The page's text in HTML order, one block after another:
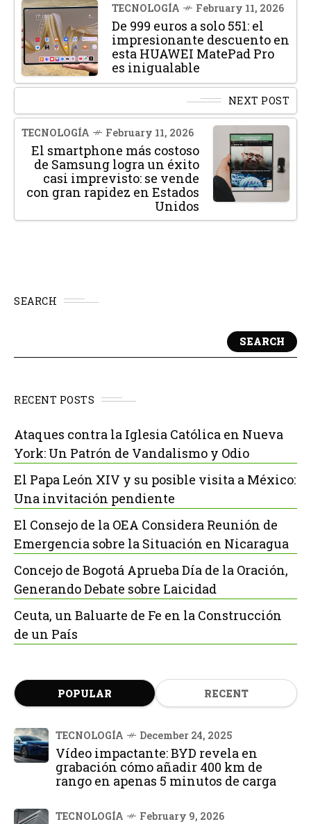
TECNOLOGÍA February 11, 2026
De 999 euros a solo 551: el
impresionante descuento en
esta HUAWEI MatePad Pro
es inigualable
NEXT POST
TECNOLOGÍA February 11, 2026
El smartphone más costoso
de Samsung logra un éxito
casi imprevisto: se vende
con gran rapidez en Estados
Unidos
SEARCH
SEARCH
RECENT POSTS
Ataques contra la Iglesia Católica en Nueva
York: Un Patrón de Vandalismo y Odio
El Papa León XIV y su posible visita a México:
Una invitación pendiente
El Consejo de la OEA Considera Reunión de
Emergencia sobre la Situación en Nicaragua
Concejo de Bogotá Aprueba Día de la Oración,
Generando Debate sobre Laicidad
Ceuta, un Baluarte de Fe en la Construcción
de un País
POPULAR RECENT
TECNOLOGÍA December 24, 2025
Vídeo impactante: BYD revela en
grabación cómo añadir 400 km de
rango en apenas 5 minutos de carga
TECNOLOGÍA February 9, 2026